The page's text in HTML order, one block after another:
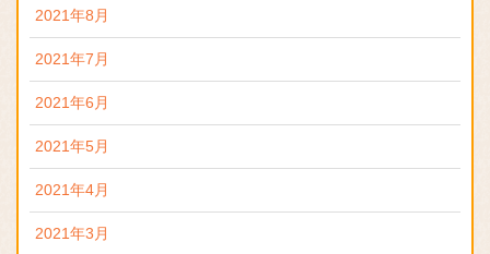
2021年8月
2021年7月
2021年6月
2021年5月
2021年4月
2021年3月